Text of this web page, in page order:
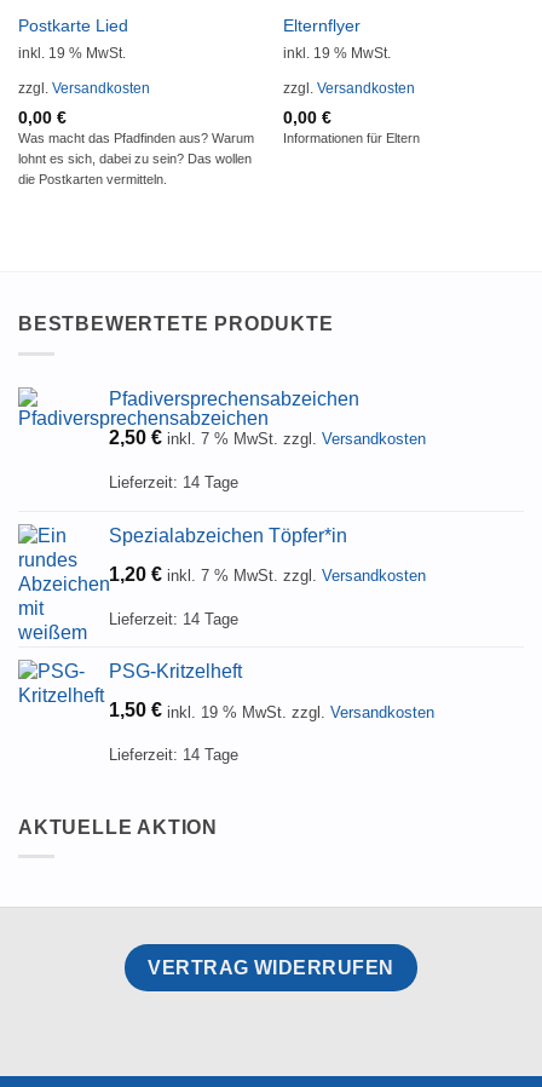
Postkarte Lied
inkl. 19 % MwSt.
zzgl. Versandkosten
0,00 €
Was macht das Pfadfinden aus? Warum
lohnt es sich, dabei zu sein? Das wollen
die Postkarten vermitteln.
Elternflyer
inkl. 19 % MwSt.
zzgl. Versandkosten
0,00 €
Informationen für Eltern
BESTBEWERTETE PRODUKTE
Pfadiversprechensabzeichen
2,50 € inkl. 7 % MwSt. zzgl. Versandkosten
Lieferzeit: 14 Tage
Spezialabzeichen Töpfer*in
1,20 € inkl. 7 % MwSt. zzgl. Versandkosten
Lieferzeit: 14 Tage
PSG-Kritzelheft
1,50 € inkl. 19 % MwSt. zzgl. Versandkosten
Lieferzeit: 14 Tage
AKTUELLE AKTION
VERTRAG WIDERRUFEN